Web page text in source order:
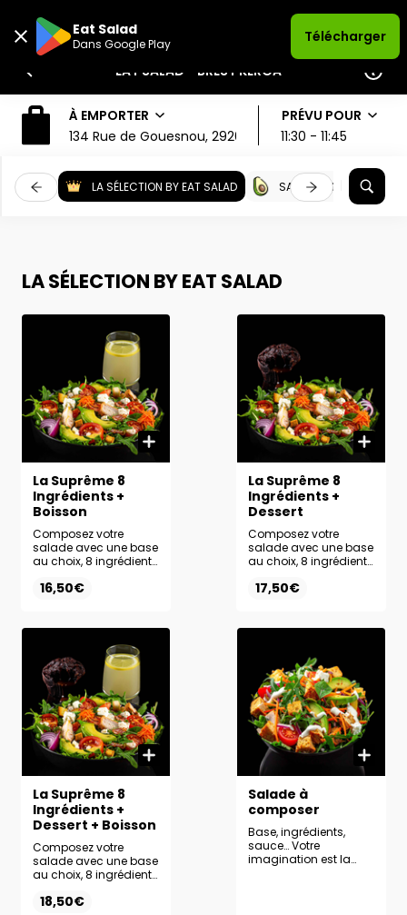
Eat Salad
Dans Google Play
Télécharger
EAT SALAD - BREST KERGA
À EMPORTER
134 Rue de Gouesnou, 29200, Brest
PRÉVU POUR
11:30 - 11:45
LA SÉLECTION BY EAT SALAD SALADES & BOWLS À
LA SÉLECTION BY EAT SALAD
La Suprême 8
Ingrédients +
Boisson
Composez votre
salade avec une base
au choix, 8 ingrédients
votre choix.
choix pour un
maximum de plaisir.
16,50€
La Suprême 8
Ingrédients +
Dessert
Composez votre
salade avec une base
au choix, 8 ingrédients
votre choix. Ajoutez le
encore plus
17,50€
La Suprême 8
Ingrédients +
Dessert + Boisson
Composez votre
salade avec une base
au choix, 8 ingrédients
votre choix. Complétez
18,50€
Salade à
composer
Base, ingrédients,
sauce… Votre
imagination est la